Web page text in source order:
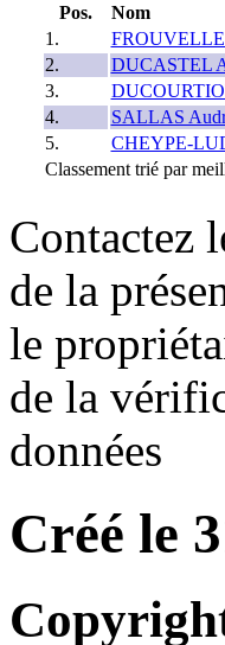
Pos.
Nom
1.
FROUVELLE
2.
DUCASTEL
3.
4.
SALLAS
5.
CHEYPE-
Classement trié par
Contactez
de la
le
de la
données
Créé le